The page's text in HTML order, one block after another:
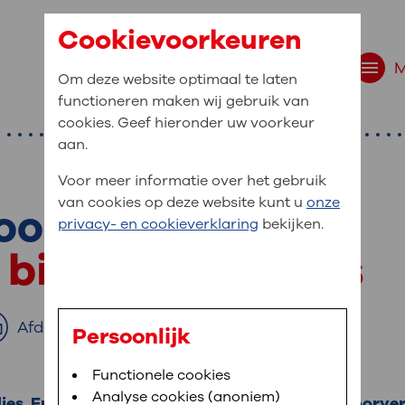
navigatie
bent u naar op
Bloedafname,MijnOLVG,Digitalisering
medische gegevens
In MijnOLVG kunt u uw medische
het u uitkomt. OLVG breidt MijnOLVG
gehoorverlies
Afdrukken
Cookievoorkeuren
Om deze website optimaal te laten
functioneren maken wij gebruik van
cookies. Geef hieronder uw voorkeur
aan.
Voor meer informatie over het gebruik
van cookies op deze website kunt u onze
privacy- en cookieverklaring bekijken.
Persoonlijk
Functionele cookies
Analyse cookies (anoniem)